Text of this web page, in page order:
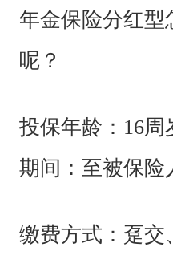
年金保险分红型
呢？
投保年龄：16
期间：至被保险
缴费方式：趸交